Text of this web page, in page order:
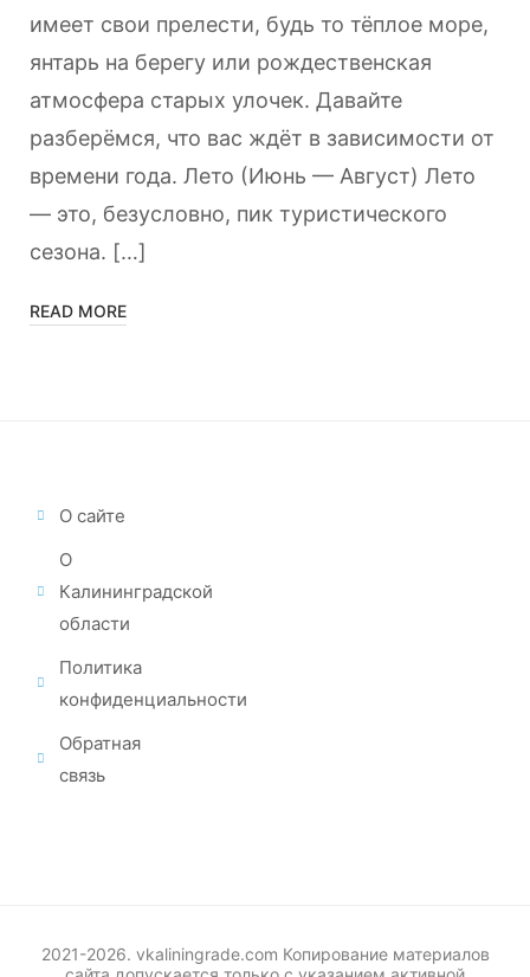
имеет свои прелести, будь то тёплое море,
янтарь на берегу или рождественская
атмосфера старых улочек. Давайте
разберёмся, что вас ждёт в зависимости от
времени года. Лето (Июнь — Август) Лето
— это, безусловно, пик туристического
сезона. […]
READ MORE
О сайте
О
Калининградской
области
Политика
конфиденциальности
Обратная
связь
2021-2026. vkaliningrade.com Копирование материалов